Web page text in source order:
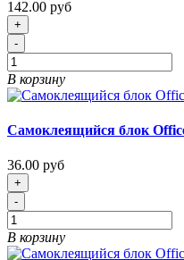
142.00 руб
+
-
В корзину
Самоклеящийся блок
36.00 руб
+
-
В корзину